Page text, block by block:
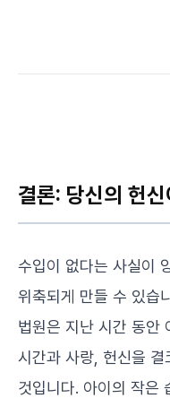
결론: 당신의 헌
수입이 없다는 사실이
위축되게 만들 수 있습
법원은 지난 시간 동안
시간과 사랑, 헌신을
것입니다. 아이의 작은